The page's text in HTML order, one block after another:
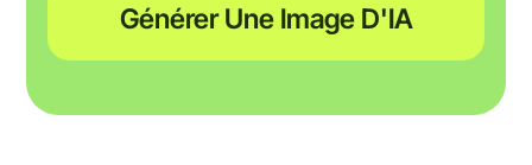
Générer Une Image D'IA